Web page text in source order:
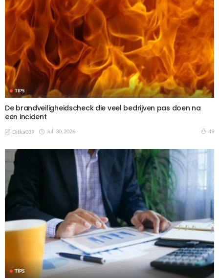
TIPS
De brandveiligheidscheck die veel bedrijven pas doen na
een incident
Ditka039 Juli 30, 2026 49
TIPS